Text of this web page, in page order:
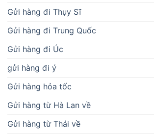
Gửi hàng đi Thụy Sĩ
Gửi hàng đi Trung Quốc
Gửi hàng đi Úc
gửi hàng đi ý
Gửi hàng hỏa tốc
Gửi hàng từ Hà Lan về
Gửi hàng từ Thái về